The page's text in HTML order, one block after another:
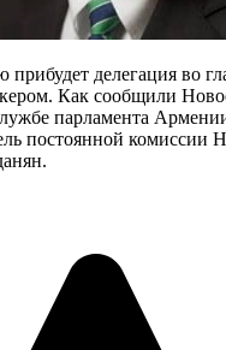
делегация во
Как сообщили
парламента
постоянной